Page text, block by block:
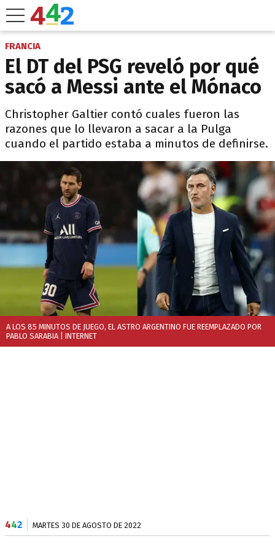
FRANCIA
El DT del PSG reveló por qué
sacó a Messi ante el Mónaco
Christopher Galtier contó cuales fueron las
razones que lo llevaron a sacar a la Pulga
cuando el partido estaba a minutos de definirse.
A LOS 85 MINUTOS DE JUEGO, EL ASTRO ARGENTINO FUE REEMPLAZADO POR
PABLO SARABIA | INTERNET
442 MARTES 30 DE AGOSTO DE 2022